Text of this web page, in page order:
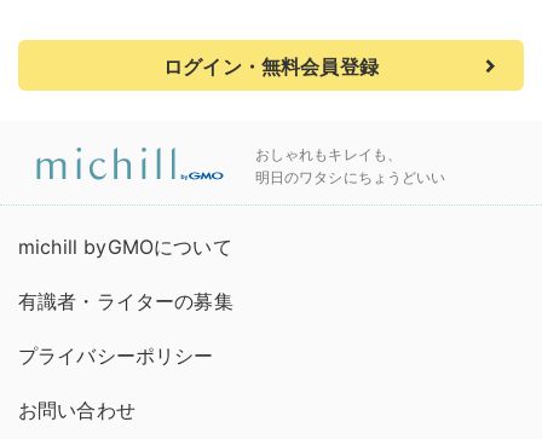
ログイン・無料会員登録
おしゃれもキレイも、
明日のワタシにちょうどいい
michill byGMOについて
有識者・ライターの募集
プライバシーポリシー
お問い合わせ